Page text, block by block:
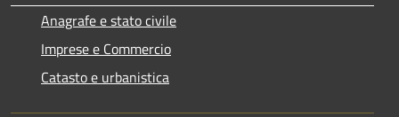
Anagrafe e stato civile
Imprese e Commercio
Catasto e urbanistica